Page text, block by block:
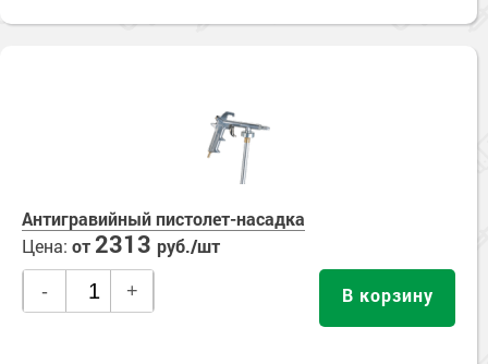
Антигравийный пистолет-насадка
Цена: от2313 руб./шт
- + В корзину